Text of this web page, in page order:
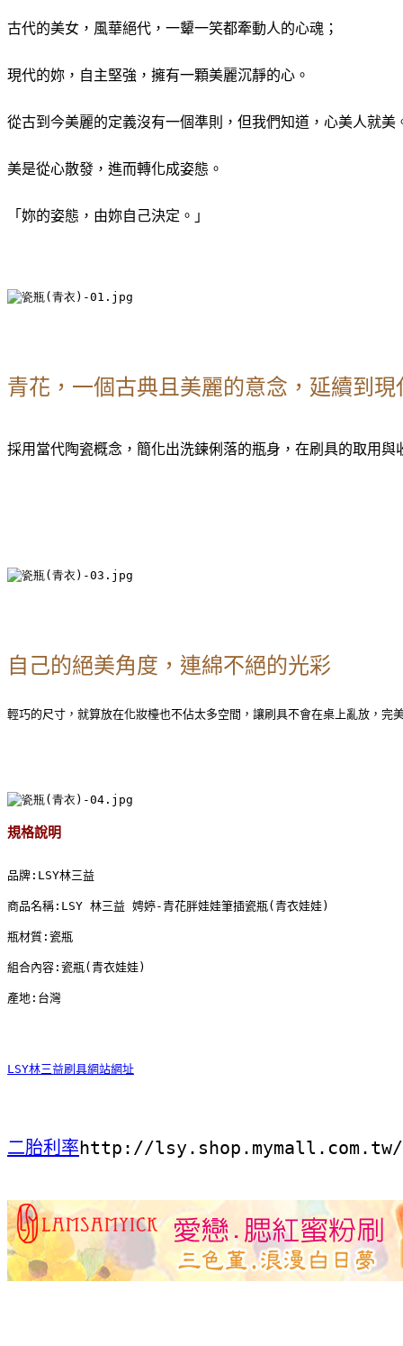
古代的美女，風華絕代，一顰一笑都牽動人的心魂；
現代的妳，自主堅強，擁有一顆美麗沉靜的心。
從古到今美麗的定義沒有一個準則，但我們知道，心美人就美
美是從心散發，進而轉化成姿態。
「妳的姿態，由妳自己決定。」
青花，一個古典且美麗的意念，延續到現
採用當代陶瓷概念，簡化出洗鍊俐落的瓶身，在刷具的取用
自己的絕美角度，連綿不絕的光彩
輕巧的尺寸，就算放在化妝檯也不佔太多空間，讓刷具不會在桌上亂放，完
規格說明
品牌:LSY林三益
商品名稱:LSY 林三益 娉婷-青花胖娃娃筆插瓷瓶(青衣娃娃)
瓶材質:瓷瓶
組合內容:瓷瓶(青衣娃娃)
產地:台灣
LSY林三益刷具網站網址
二胎利率http://lsy.shop.mymall.com.tw/